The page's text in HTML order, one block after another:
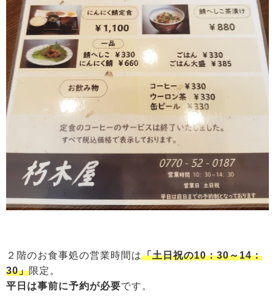
２階のお食事処の営業時間は「土日祝の10：30～14：
30」限定。
平日は事前に予約が必要です。